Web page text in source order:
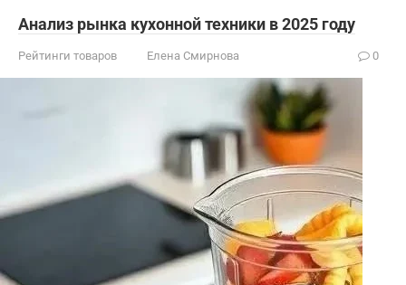
Анализ рынка кухонной техники в 2025 году
Рейтинги товаров Елена Смирнова 0